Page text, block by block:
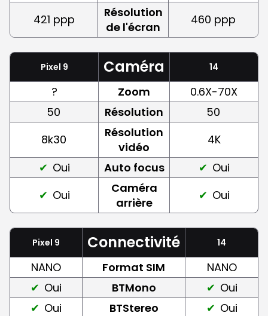
421 ppp
Résolution
de l'écran
460 ppp
Pixel 9 Caméra 14
? Zoom
0.6X-70X
50
Résolution
50
8k30
Résolution
vidéo
4K
Oui
Auto focus
Oui
Oui
Caméra
arrière
Oui
Pixel 9 Connectivité 14
NANO Format SIM
NANO
Oui
BTMono
Oui
Oui
BTStereo
Oui